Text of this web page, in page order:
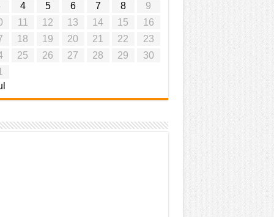
4 5 6 7 8
9
11 12 13 14 15
16
18 19 20 21 22
23
25 26 27 28 29
30